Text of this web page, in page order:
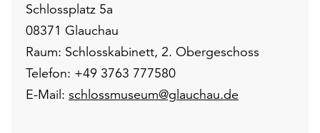
Schlossplatz 5a
08371 Glauchau
Raum: Schlosskabinett, 2. Obergeschoss
Telefon: +49 3763 777580
E-Mail: schlossmuseum@glauchau.de